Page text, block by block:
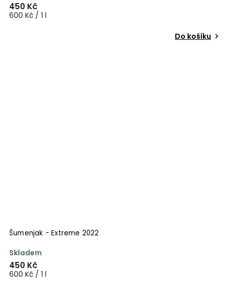
450 Kč
600 Kč / 1 l
Do košíku
Šumenjak - Extreme 2022
Skladem
450 Kč
600 Kč / 1 l